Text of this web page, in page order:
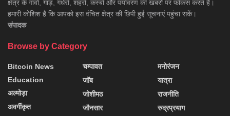
क्षेत्र के गांवों, गाड़, गधेरों, शहरों, कस्बों और पर्यावरण की खबरों पर फोकस करते हैं।
हमारी कोशिश है कि आपको इस वंचित क्षेत्र की छिपी हुई सूचनाएं पहुंचा सकें।
संपादक
Browse by Category
Bitcoin News
Education
अल्मोड़ा
अवर्गीकृत
चम्पावत
जॉब
जोशीमठ
जौनसार
मनोरंजन
यात्रा
राजनीति
रुद्रप्रयाग